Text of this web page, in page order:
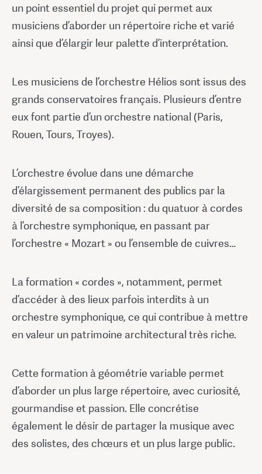
un point essentiel du projet qui permet aux
musiciens d’aborder un répertoire riche et varié
ainsi que d’élargir leur palette d’interprétation.
Les musiciens de l’orchestre Hélios sont issus des
grands conservatoires français. Plusieurs d’entre
eux font partie d’un orchestre national (Paris,
Rouen, Tours, Troyes).
L’orchestre évolue dans une démarche
d’élargissement permanent des publics par la
diversité de sa composition : du quatuor à cordes
à l’orchestre symphonique, en passant par
l’orchestre « Mozart » ou l’ensemble de cuivres…
La formation « cordes », notamment, permet
d’accéder à des lieux parfois interdits à un
orchestre symphonique, ce qui contribue à mettre
en valeur un patrimoine architectural très riche.
Cette formation à géométrie variable permet
d’aborder un plus large répertoire, avec curiosité,
gourmandise et passion. Elle concrétise
également le désir de partager la musique avec
des solistes, des chœurs et un plus large public.